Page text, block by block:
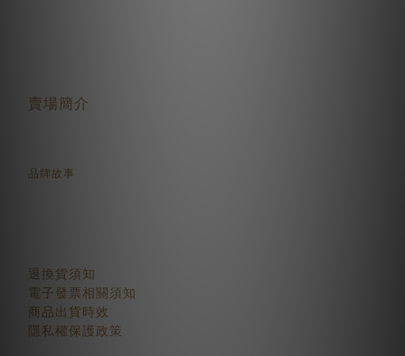
賣場簡介
品牌故事
退換貨須知
電子發票相關須知
商品出貨時效
隱私權保護政策